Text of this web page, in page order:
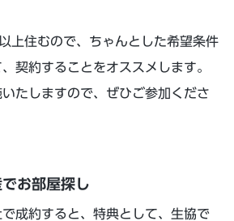
上住むので、ちゃんとした希望条件
契約することをオススメします。
たしますので、ぜひご参加くださ
お部屋探し
成約すると、特典として、生協で